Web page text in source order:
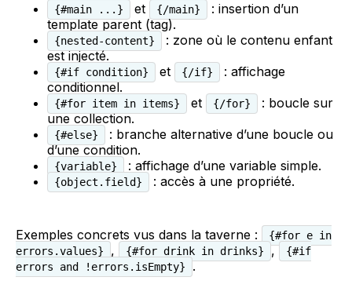
{#main ...} et {/main}
: insertion d’un
template parent (tag).
{nested-content}
: zone où le contenu enfant
est injecté.
{#if condition} et {/if}
: affichage
conditionnel.
{#for item in items} et {/for}
: boucle sur
une collection.
{#else}
: branche alternative d’une boucle ou
d’une condition.
{variable} : affichage d’une variable simple.
{object.field} : accès à une propriété.
Exemples concrets vus dans la taverne :
{#for e in
errors.values}
, {#for drink in drinks} ,
{#if
errors and !errors.isEmpty}
.